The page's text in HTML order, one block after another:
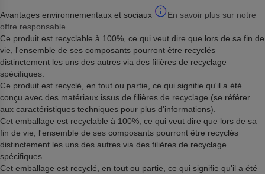
Avantages environnementaux et sociaux
En savoir plus sur notre
offre responsable
Ce produit est recyclable à 100%, ce qui veut dire que lors de sa fin de
vie, l'ensemble de ses composants pourront être recyclés
distinctement les uns des autres via des filières de recyclage
spécifiques.
Ce produit est recyclé, en tout ou partie, ce qui signifie qu'il a été
conçu avec des matériaux issus de filières de recyclage (se référer
aux caractéristiques techniques pour plus d'informations).
Cet emballage est recyclable à 100%, ce qui veut dire que lors de sa
fin de vie, l'ensemble de ses composants pourront être recyclés
distinctement les uns des autres via des filières de recyclage
spécifiques.
Cet emballage est recyclé, en tout ou partie, ce qui signifie qu'il a été